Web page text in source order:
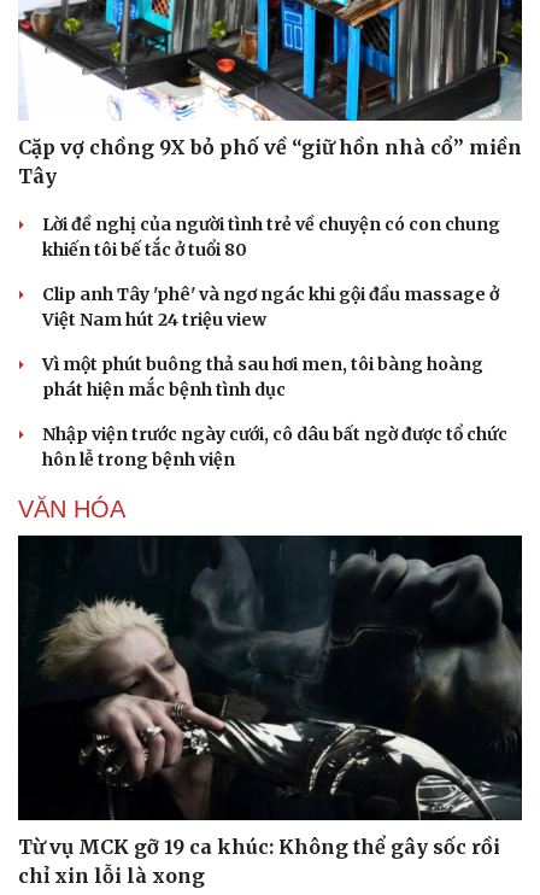
Doanh nghiệp
Thông tin doanh nghiệp
Doanh nghiệp 24h
Vì cộng đồng
Công nghệ
Sành điệu
Chuyển đổi số
Cặp vợ chồng 9X bỏ phố về “giữ hồn nhà cổ” miền
Tây
Lời đề nghị của người tình trẻ về chuyện có con chung
khiến tôi bế tắc ở tuổi 80
Clip anh Tây 'phê' và ngơ ngác khi gội đầu massage ở
Việt Nam hút 24 triệu view
Vì một phút buông thả sau hơi men, tôi bàng hoàng
phát hiện mắc bệnh tình dục
Nhập viện trước ngày cưới, cô dâu bất ngờ được tổ chức
hôn lễ trong bệnh viện
VĂN HÓA
Từ vụ MCK gỡ 19 ca khúc: Không thể gây sốc rồi
chỉ xin lỗi là xong